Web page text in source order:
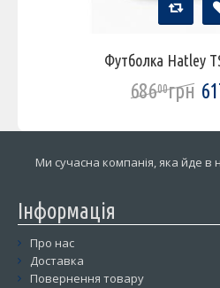
Футболка Hatley
68600грн
Ми сучасна компанія, яка йде в
Інформація
Про нас
Доставка
Повернення товару